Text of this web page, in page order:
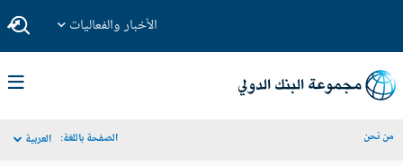
الأخبار والفعاليات
من نحن الصفحة باللغة: العربية